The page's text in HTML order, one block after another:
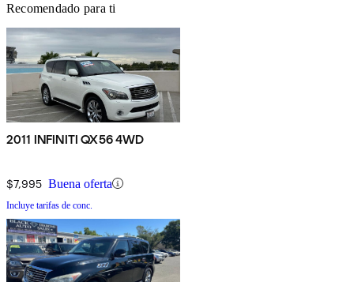
Recomendado para ti
2011 INFINITI QX56 4WD
$7,995 Buena oferta
Incluye tarifas de conc.